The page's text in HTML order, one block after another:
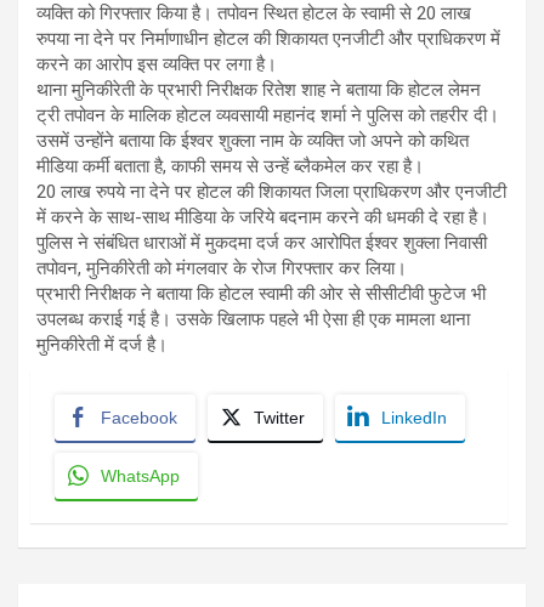
व्यक्ति को गिरफ्तार किया है। तपोवन स्थित होटल के स्वामी से 20 लाख
रुपया ना देने पर निर्माणाधीन होटल की शिकायत एनजीटी और प्राधिकरण में
करने का आरोप इस व्यक्ति पर लगा है।
थाना मुनिकीरेती के प्रभारी निरीक्षक रितेश शाह ने बताया कि होटल लेमन
ट्री तपोवन के मालिक होटल व्यवसायी महानंद शर्मा ने पुलिस को तहरीर दी।
उसमें उन्‍होंने बताया कि ईश्वर शुक्ला नाम के व्यक्ति जो अपने को कथित
मीडिया कर्मी बताता है, काफी समय से उन्हें ब्लैकमेल कर रहा है।
20 लाख रुपये ना देने पर होटल की शिकायत जिला प्राधिकरण और एनजीटी
में करने के साथ-साथ मीडिया के जरिये बदनाम करने की धमकी दे रहा है।
पुलिस ने संबंधित धाराओं में मुकदमा दर्ज कर आरोपित ईश्वर शुक्ला निवासी
तपोवन, मुनिकीरेती को मंगलवार के रोज गिरफ्तार कर लिया।
प्रभारी निरीक्षक ने बताया कि होटल स्वामी की ओर से सीसीटीवी फुटेज भी
उपलब्ध कराई गई है। उसके खिलाफ पहले भी ऐसा ही एक मामला थाना
मुनिकीरेती में दर्ज है।
Facebook Twitter LinkedIn
WhatsApp